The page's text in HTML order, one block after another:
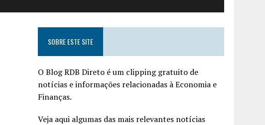
SOBRE ESTE SITE
O Blog RDB Direto é um clipping gratuito de
notícias e informações relacionadas à Economia e
Finanças.
Veja aqui algumas das mais relevantes notícias